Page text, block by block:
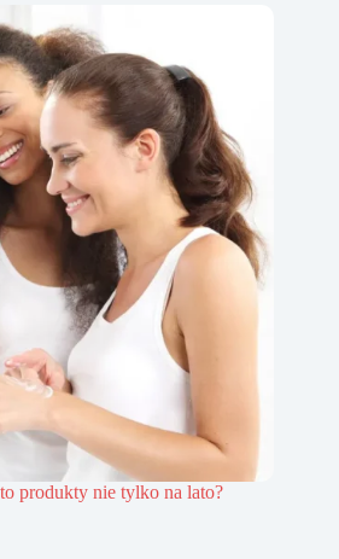
produkty nie tylko na lato?